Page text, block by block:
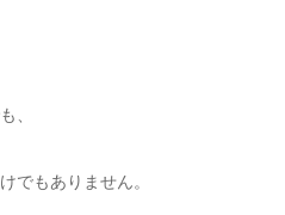
、
でもありません。